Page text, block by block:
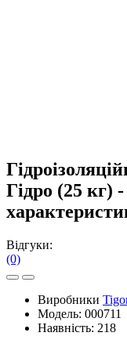
Гідро (25 кг)
Відгуки:
(0)
Виробники
Модель: 000711
Наявність: 218